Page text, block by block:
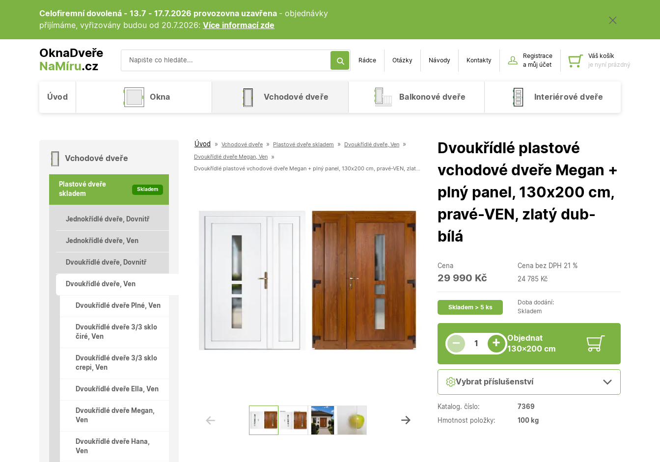
Celofiremní dovolená - 13.7 - 17.7.2026 provozovna uzavřena - objednávky
přijímáme, vyřizovány budou od 20.7.2026: Více informací zde
OknaDveře
NaMíru.cz
Rádce Otázky Návody Kontakty
Registrace
a můj účet
Obsah
Váš košík
je nyní prázdný
Úvod Okna Vchodové dveře Balkonové dveře Interiérové dveře
Úvod » Vchodové dveře » Plastové dveře skladem » Dvoukřídlé dveře, Ven »
Dvoukřídlé dveře Megan, Ven »
Dvoukřídlé plastové
vchodové dveře Megan +
plný panel, 130x200 cm,
pravé-VEN, zlatý dub-
bílá
Cena
29 990 Kč
Cena bez DPH 21 %
24 785 Kč
Skladem > 5 ks
Doba dodání:
Skladem
−
Snížit množství
Počet kusů +
Zvýšit množství
Objednat
130×200 cm
Vybrat příslušenství
Katalog. číslo: 7369
Hmotnost položky: 100 kg
Vchodové dveře
Plastové dveře
skladem
Skladem
Jednokřídlé dveře, Dovnitř
Jednokřídlé dveře, Ven
Dvoukřídlé dveře, Dovnitř
Dvoukřídlé dveře, Ven
Dvoukřídlé dveře Plné, Ven
Dvoukřídlé dveře 3/3 sklo
čiré, Ven
Dvoukřídlé dveře 3/3 sklo
crepi, Ven
Dvoukřídlé dveře Ella, Ven
Dvoukřídlé dveře Megan,
Ven
Dvoukřídlé dveře Hana,
Ven